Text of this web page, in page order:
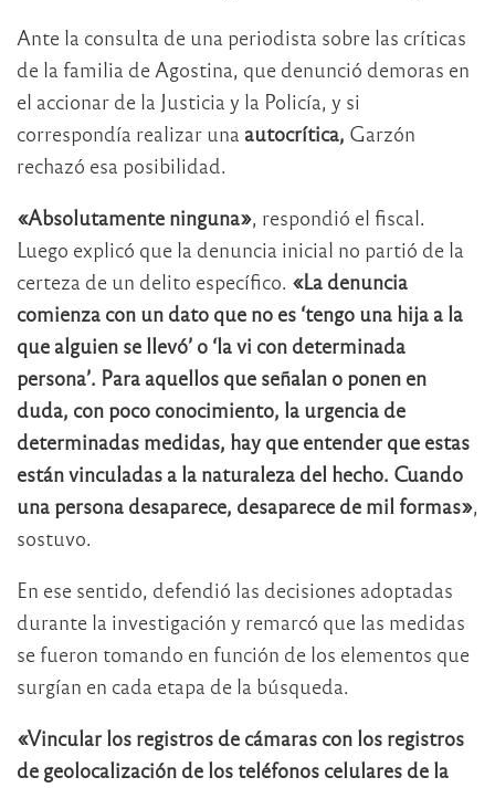
Ante la consulta de una periodista sobre las críticas
de la familia de Agostina, que denunció demoras en
el accionar de la Justicia y la Policía, y si
correspondía realizar una autocrítica, Garzón
rechazó esa posibilidad.
«Absolutamente ninguna», respondió el fiscal.
Luego explicó que la denuncia inicial no partió de la
certeza de un delito específico. «La denuncia
comienza con un dato que no es ‘tengo una hija a la
que alguien se llevó’ o ‘la vi con determinada
persona’. Para aquellos que señalan o ponen en
duda, con poco conocimiento, la urgencia de
determinadas medidas, hay que entender que estas
están vinculadas a la naturaleza del hecho. Cuando
una persona desaparece, desaparece de mil formas»,
sostuvo.
En ese sentido, defendió las decisiones adoptadas
durante la investigación y remarcó que las medidas
se fueron tomando en función de los elementos que
surgían en cada etapa de la búsqueda.
«Vincular los registros de cámaras con los registros
de geolocalización de los teléfonos celulares de la